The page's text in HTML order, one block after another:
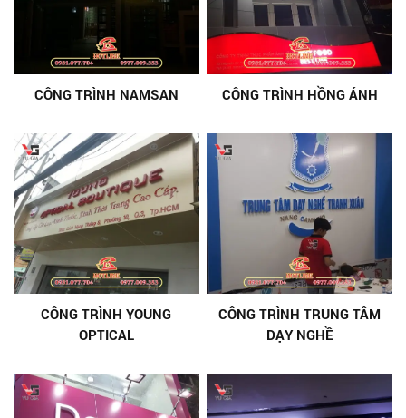
CÔNG TRÌNH NAMSAN CÔNG TRÌNH HỒNG ÁNH
CÔNG TRÌNH YOUNG
OPTICAL
CÔNG TRÌNH TRUNG TÂM
DẠY NGHỀ